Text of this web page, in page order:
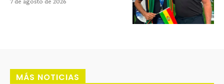
MÁS NOTICIAS